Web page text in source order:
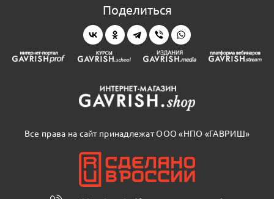
Поделиться
Все права на сайт принадлежат ООО «НПО «ГАВРИШ»